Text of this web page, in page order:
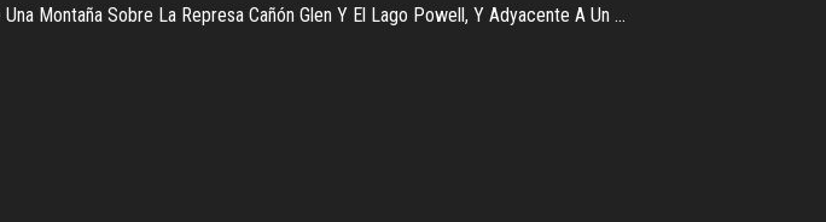
Montaña Sobre La Represa Cañón Glen Y El Lago Powell, Y Adyacente A Un ...